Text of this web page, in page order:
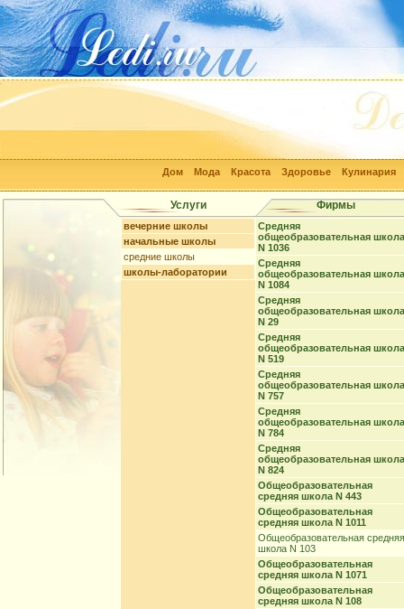
Дом Мода Красота Здоровье Кулинария
Услуги Фирмы
вечерние школы
начальные школы
средние школы
школы-лаборатории
Cредняя
общеобразовательная школа
N 1036
Cредняя
общеобразовательная школа
N 1084
Cредняя
общеобразовательная школа
N 29
Cредняя
общеобразовательная школа
N 519
Cредняя
общеобразовательная школа
N 757
Cредняя
общеобразовательная школа
N 784
Средняя
общеобразовательная школа
N 824
Общеобразовательная
средняя школа N 443
Общеобразовательная
средняя школа N 1011
Общеобразовательная средняя
школа N 103
Общеобразовательная
средняя школа N 1071
Общеобразовательная
средняя школа N 108